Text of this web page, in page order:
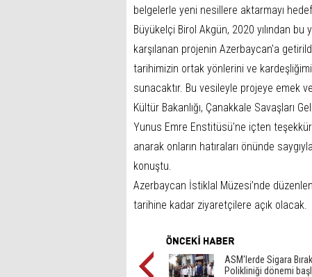
belgelerle yeni nesillere aktarmayı
Büyükelçi Birol Akgün, 2020 yılından
karşılanan projenin Azerbaycan'a
tarihimizin ortak yönlerini ve
sunacaktır. Bu vesileyle projeye emek
Kültür Bakanlığı, Çanakkale Savaşları
Yunus Emre Enstitüsü'ne içten
anarak onların hatıraları önünde
konuştu.
Azerbaycan İstiklal Müzesi’nde
tarihine kadar ziyaretçilere açık olacak.
ASM'lerde Sigara
Polikliniği dönemi